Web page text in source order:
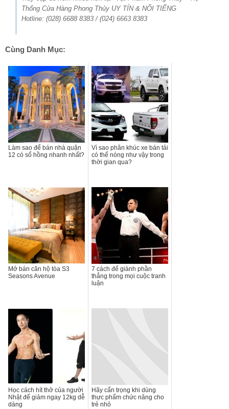
Thống Cửa Hàng Phong Thủy UY TÍN & NỔI TIẾNG
Hotline: (028) 6688 8383 / (024) 6663 8383
Cùng Danh Mục:
Làm sao để bán nhà quận
12 có sổ hồng nhanh nhất?
Vì sao phân khúc xe bán tải
có thể nóng như vậy trong
thời gian qua?
Mở bán căn hộ tòa S3
Seasons Avenue
7 cách để giành phần
thắng trong mọi cuộc tranh
luận
Học cách hít thở của người
Nhật để giảm ngay 12kg dễ
dàng
Hãy cẩn trọng khi dùng
thực phẩm chức năng cho
trẻ nhỏ